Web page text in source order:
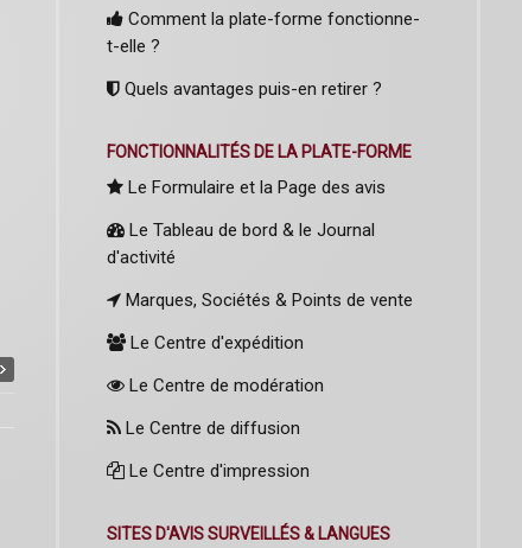
Comment la plate-forme fonctionne-
t-elle ?
Quels avantages puis-en retirer ?
FONCTIONNALITÉS DE LA PLATE-FORME
Le Formulaire et la Page des avis
Le Tableau de bord & le Journal
d'activité
Marques, Sociétés & Points de vente
Le Centre d'expédition
Le Centre de modération
Le Centre de diffusion
Le Centre d'impression
SITES D'AVIS SURVEILLÉS & LANGUES